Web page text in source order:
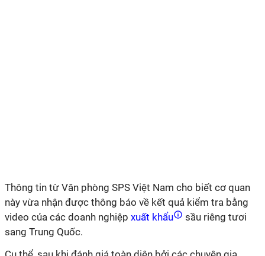
Thông tin từ Văn phòng SPS Việt Nam cho biết cơ quan
này vừa nhận được thông báo về kết quả kiểm tra bằng
video của các doanh nghiệp xuất khẩu
sầu riêng tươi
sang Trung Quốc.